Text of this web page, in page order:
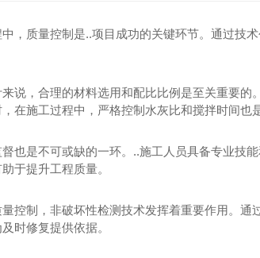
，质量控制是..项目成功的关键环节。通过技
说，合理的材料选用和配比比例是至关重要
在施工过程中，严格控制水灰比和搅拌时间也
也是不可或缺的一环。..施工人员具备专业技
于提升工程质量。
控制，非破坏性检测技术发挥着重要作用。
时修复提供依据。